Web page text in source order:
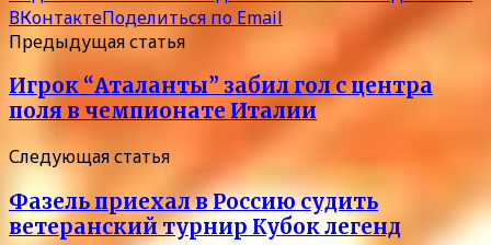
ВКонтактеПоделиться по Email
Предыдущая статья
Игрок “Аталанты” забил гол с центра
поля в чемпионате Италии
Следующая статья
Фазель приехал в Россию судить
ветеранский турнир Кубок легенд